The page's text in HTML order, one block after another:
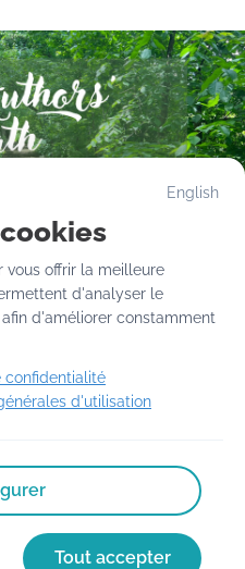
authors
forest
content
Politique sur la vie privée
English
vous offrir la meilleure
d'analyser le
d'améliorer constamment
confidentialité
d'utilisation
Tout accepter